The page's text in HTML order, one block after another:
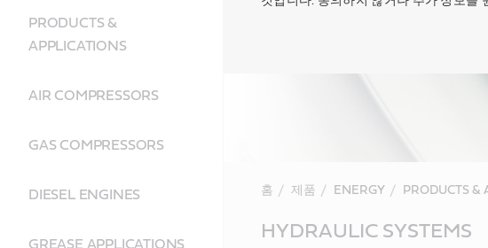
PRODUCTS &
APPLICATIONS
AIR COMPRESSORS
GAS COMPRESSORS
DIESEL ENGINES
GREASE APPLICATIONS
홈 제품 ENERGY PRODUCTS &
ContentHYDRAULIC SYSTEMS